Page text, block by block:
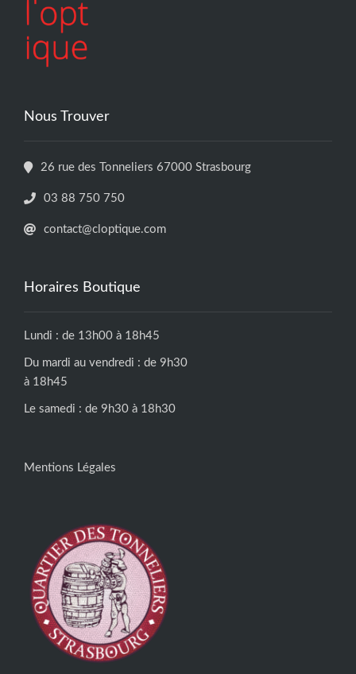
Nous Trouver
26 rue des Tonneliers 67000 Strasbourg
03 88 750 750
contact@cloptique.com
Horaires Boutique
Lundi : de 13h00 à 18h45
Du mardi au vendredi : de 9h30
à 18h45
Le samedi : de 9h30 à 18h30
Mentions Légales